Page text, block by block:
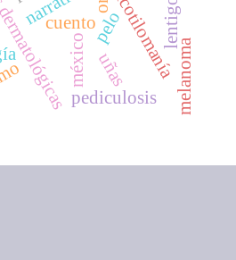
pelo
uñas
cuento tricotilomanía
pediculosis melanoma
méxico